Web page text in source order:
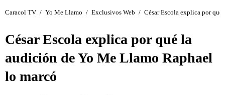
Caracol TV / Yo Me Llamo / Exclusivos Web / César Escola explica por
César Escola explica por qué la
audición de Yo Me Llamo Raphael
lo marcó